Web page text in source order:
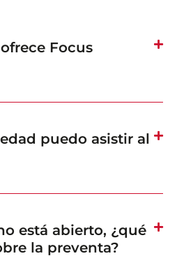
Focus
puedo asistir al
está abierto, ¿qué
la preventa?